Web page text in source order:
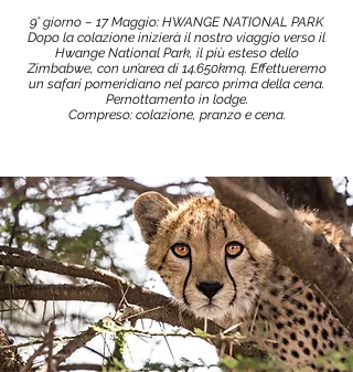
9° giorno – 17 Maggio: HWANGE NATIONAL PARK
Dopo la colazione inizierà il nostro viaggio verso il
Hwange National Park, il più esteso dello
Zimbabwe, con un’area di 14.650kmq. Effettueremo
un safari pomeridiano nel parco prima della cena.
Pernottamento in lodge.
Compreso: colazione, pranzo e cena.